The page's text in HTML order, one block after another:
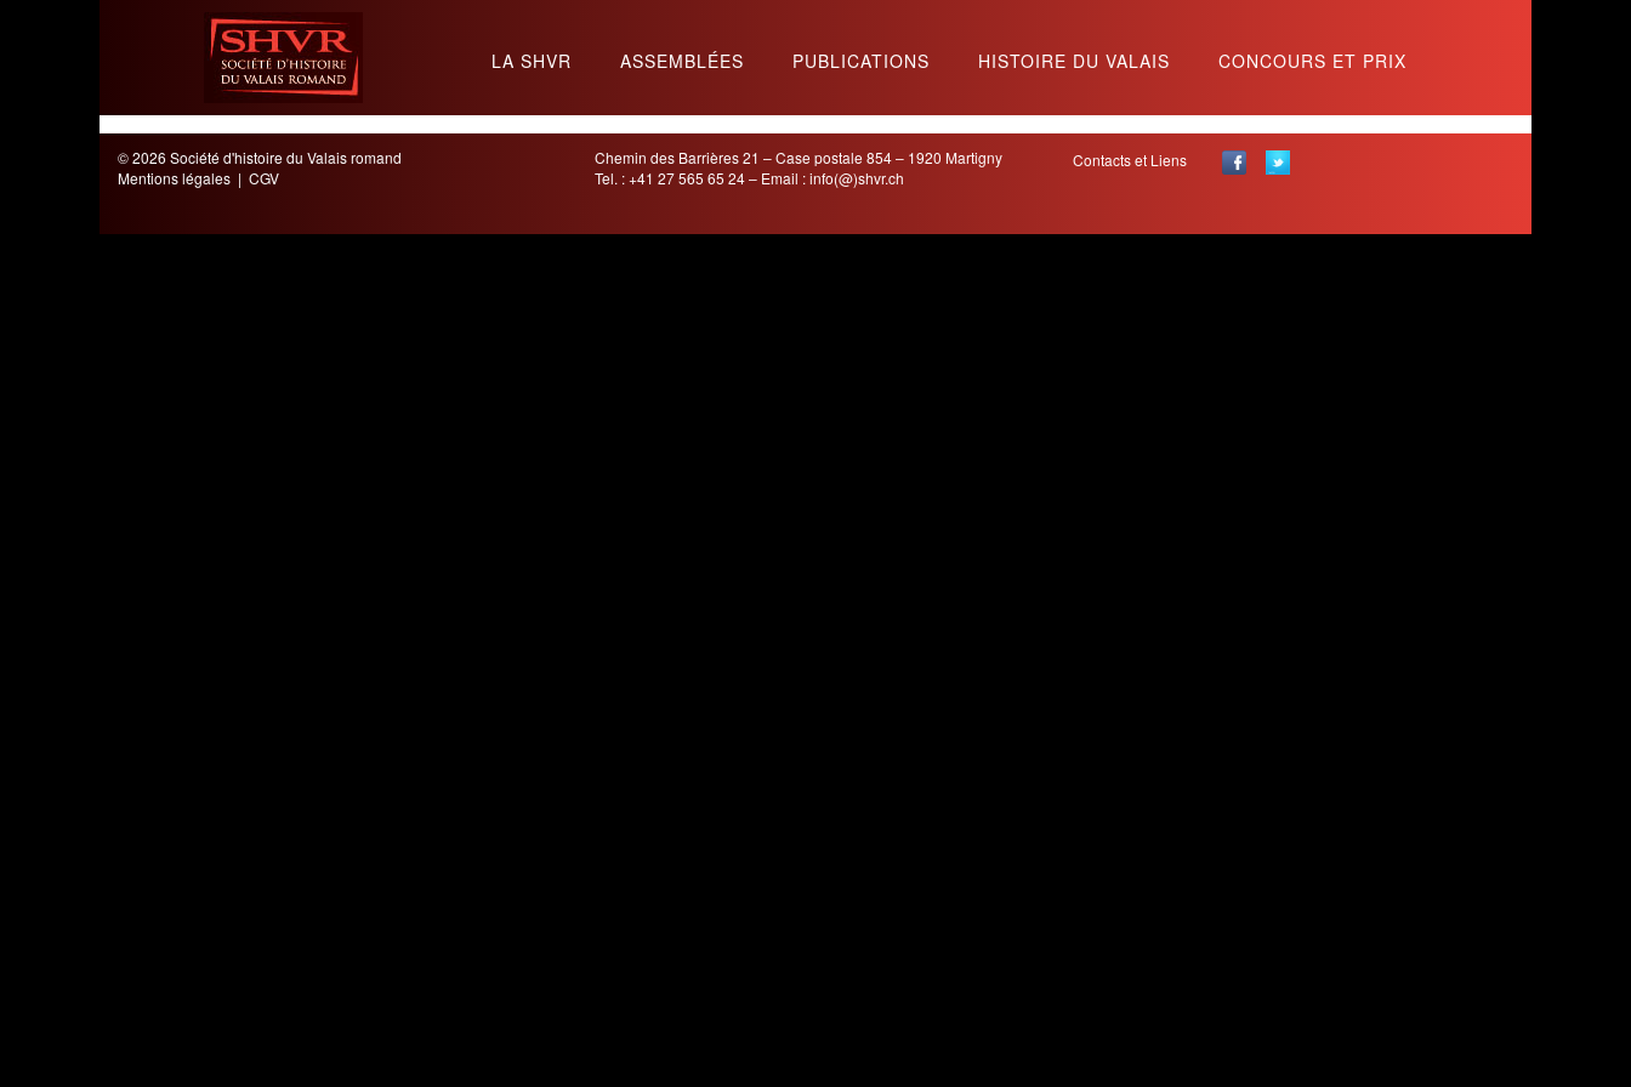
SHVR
LA SHVR ASSEMBLÉES PUBLICATIONS HISTOIRE DU VALAIS CONCOURS ET PRIX
© 2026 Société d'histoire du Valais romand
Mentions légales | CGV
Chemin des Barrières 21 – Case postale 854 – 1920 Martigny
Tel. : +41 27 565 65 24 – Email :info(@)shvr.ch
Contacts et Liens